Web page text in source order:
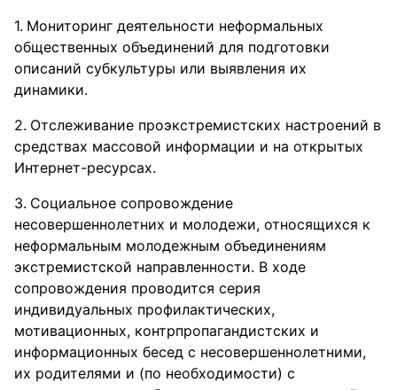
Мониторинг деятельности неформальных
общественных объединений для подготовки
описаний субкультуры или выявления их
динамики.
Отслеживание проэкстремистских настроений в
средствах массовой информации и на открытых
Интернет-ресурсах.
Социальное сопровождение
несовершеннолетних и молодежи, относящихся к
неформальным молодежным объединениям
экстремистской направленности. В ходе
сопровождения проводится серия
индивидуальных профилактических,
мотивационных, контрпропагандистских и
информационных бесед с несовершеннолетними,
их родителями и (по необходимости) с